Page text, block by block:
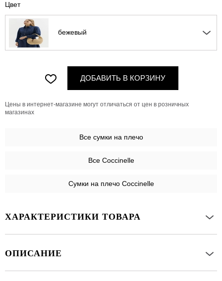
Цвет
бежевый
ДОБАВИТЬ В КОРЗИНУ
Цены в интернет-магазине могут отличаться от цен в розничных
магазинах
Все сумки на плечо
Все Coccinelle
Сумки на плечо Coccinelle
ХАРАКТЕРИСТИКИ ТОВАРА
ОПИСАНИЕ